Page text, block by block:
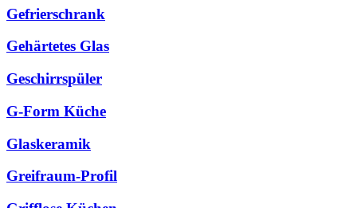
Gefrierschrank
Gehärtetes Glas
Geschirrspüler
G-Form Küche
Glaskeramik
Greifraum-Profil